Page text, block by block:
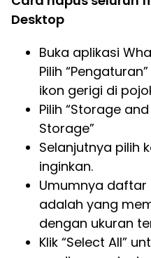
Desktop
Buka aplikasi
Pilih
ikon gerigi di
Pilih “Storage
Storage”
Selanjutnya pilih
inginkan.
Umumnya
adalah yang
dengan ukuran
Klik “Select All”